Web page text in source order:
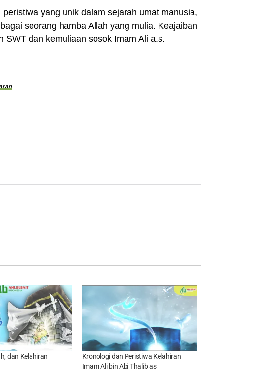
yang unik dalam sejarah umat manusia,
seorang hamba Allah yang mulia. Keajaiban
SWT dan kemuliaan sosok Imam Ali a.s.
dan Kelahiran
Kronologi dan Peristiwa Kelahiran
Imam Ali bin Abi Thalib as